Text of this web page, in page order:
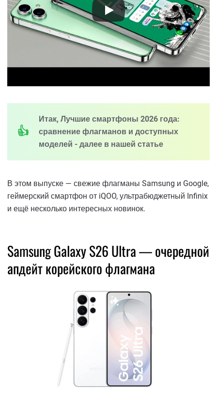
Итак, Лучшие смартфоны 2026 года:
сравнение флагманов и доступных
моделей - далее в нашей статье
В этом выпуске — свежие флагманы Samsung и Google,
геймерский смартфон от iQOO, ультрабюджетный Infinix
и ещё несколько интересных новинок.
Samsung Galaxy S26 Ultra — очередной
апдейт корейского флагмана